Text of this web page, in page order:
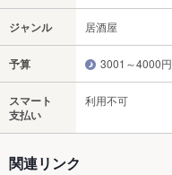
ジャンル 居酒屋
予算 3001～4000円
スマート
支払い
利用不可
関連リンク